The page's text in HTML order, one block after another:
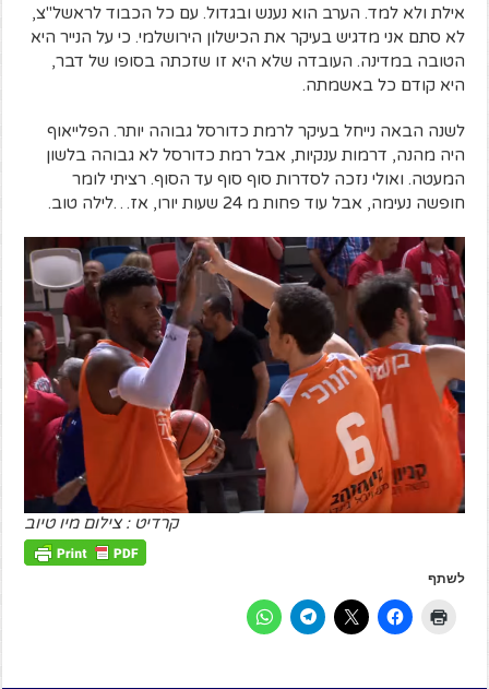
אילת ולא למד. הערב הוא נענש ובגדול. עם כל הכבוד לראשל"צ,
לא סתם אני מדגיש בעיקר את הכישלון הירושלמי. כי על הנייר היא
הטובה במדינה. העובדה שלא היא זו שזכתה בסופו של דבר,
היא קודם כל באשמתה.
לשנה הבאה נייחל בעיקר לרמת כדורסל גבוהה יותר. הפלייאוף
היה מהנה, דרמות ענקיות, אבל רמת כדורסל לא גבוהה בלשון
המעטה. ואולי נזכה לסדרות סוף סוף עד הסוף. רציתי לומר
חופשה נעימה, אבל עוד פחות מ 24 שעות יורו, אז…לילה טוב.
קרדיט : צילום מיו טיוב
לשתף